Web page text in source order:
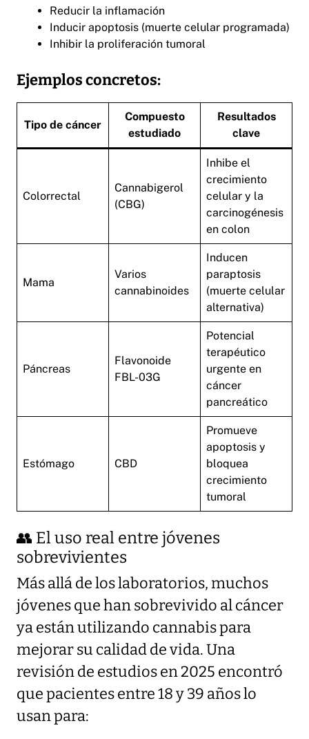
Reducir la inflamación
Inducir apoptosis (muerte celular programada)
Inhibir la proliferación tumoral
Ejemplos concretos:
Tipo de cáncer
Compuesto
estudiado
Resultados
clave
Colorrectal
Cannabigerol
(CBG)
Inhibe el
crecimiento
celular y la
carcinogénesis
en colon
Mama
Varios
cannabinoides
Inducen
paraptosis
(muerte celular
alternativa)
Páncreas
Flavonoide
FBL-03G
Potencial
terapéutico
urgente en
cáncer
pancreático
Estómago CBD
Promueve
apoptosis y
bloquea
crecimiento
tumoral
👥 El uso real entre jóvenes
sobrevivientes
Más allá de los laboratorios, muchos
jóvenes que han sobrevivido al cáncer
ya están utilizando cannabis para
mejorar su calidad de vida. Una
revisión de estudios en 2025 encontró
que pacientes entre 18 y 39 años lo
usan para: